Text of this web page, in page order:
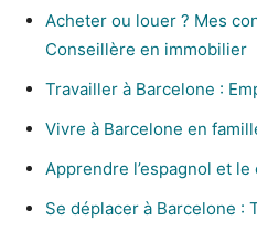
Acheter ou louer ? Mes
Conseillère en immobilier
Travailler à Barcelone :
Vivre à Barcelone en
Apprendre l’espagnol et le
Se déplacer à Barcelone :